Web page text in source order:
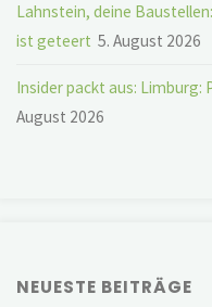
Lahnstein, deine
ist geteert 5. August 2026
Insider packt aus:
August 2026
NEUESTE BEITRÄGE